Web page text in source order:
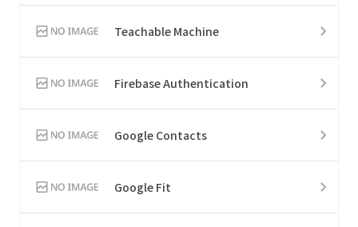
Teachable Machine
Firebase Authentication
Google Contacts
Google Fit